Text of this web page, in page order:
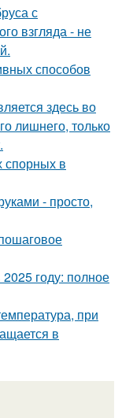
с
взгляда - не
способов
здесь во
лишнего, только
спорных в
- просто,
году: полное
при
в